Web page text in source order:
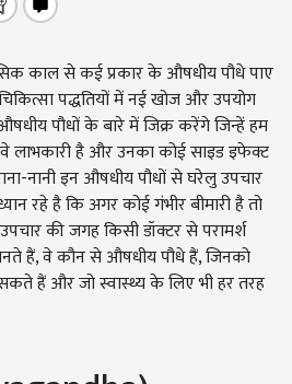
काल से कई प्रकार के औषधीय पौधे पाए
पद्धतियों में नई खोज और उपयोग
पौधों के बारे में जिक्र करेंगे जिन्हें हम
लाभकारी है और उनका कोई साइड इफेक्ट
नानी इन औषधीय पौधों से घरेलु उपचार
रहे है कि अगर कोई गंभीर बीमारी है तो
की जगह किसी डॉक्टर से परामर्श
हैं, वे कौन से औषधीय पौधे हैं, जिनको
हैं और जो स्वास्थ्य के लिए भी हर तरह